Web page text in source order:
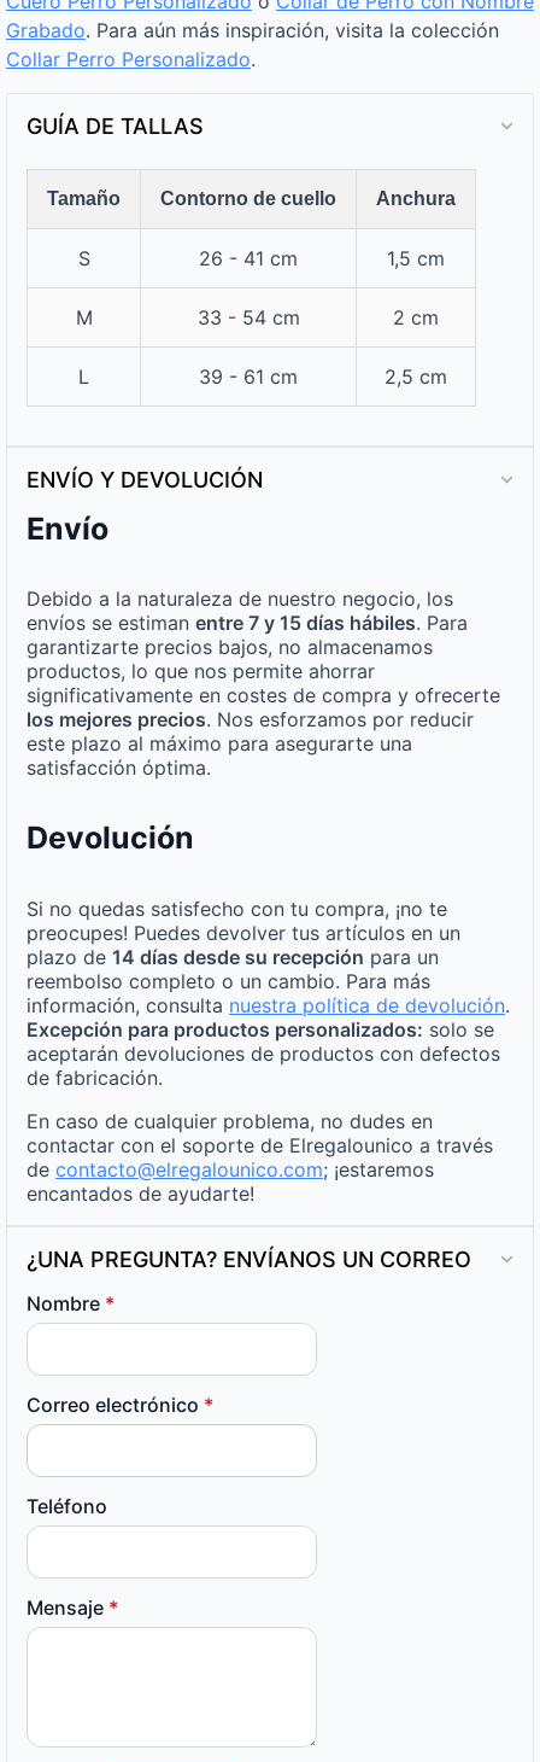
Grabado. Para aún más inspiración, visita la colección
Collar Perro Personalizado.
GUÍA DE TALLAS
Tamaño Contorno de cuello Anchura
S 26 - 41 cm 1,5 cm
M 33 - 54 cm 2 cm
L 39 - 61 cm 2,5 cm
ENVÍO Y DEVOLUCIÓN
Envío
Debido a la naturaleza de nuestro negocio, los
envíos se estiman entre 7 y 15 días hábiles. Para
garantizarte precios bajos, no almacenamos
productos, lo que nos permite ahorrar
significativamente en costes de compra y ofrecerte
los mejores precios. Nos esforzamos por reducir
este plazo al máximo para asegurarte una
satisfacción óptima.
Devolución
Si no quedas satisfecho con tu compra, ¡no te
preocupes! Puedes devolver tus artículos en un
plazo de 14 días desde su recepción para un
reembolso completo o un cambio. Para más
información, consulta nuestra política de devolución.
Excepción para productos personalizados: solo se
aceptarán devoluciones de productos con defectos
de fabricación.
En caso de cualquier problema, no dudes en
contactar con el soporte de Elregalounico a través
de contacto@elregalounico.com; ¡estaremos
encantados de ayudarte!
¿UNA PREGUNTA? ENVÍANOS UN CORREO
Nombre *
Correo electrónico *
Teléfono
Mensaje *